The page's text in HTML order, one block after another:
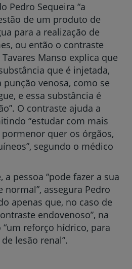
Pedro Sequeira “a
de um produto de
para a realização de
ou então o contraste
Manso explica que
que é injetada,
venosa, como se
e essa substância é
O contraste ajuda a
“estudar com mais
quer os órgãos,
segundo o médico
pessoa “pode fazer a sua
assegura Pedro
apenas que, no caso de
endovenoso”, na
reforço hídrico, para
lesão renal”.